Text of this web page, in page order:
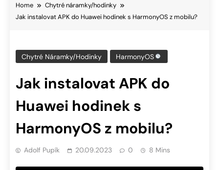
Home
Chytré náramky/hodinky
Jak instalovat APK do Huawei hodinek s HarmonyOS z mobilu?
Chytré Náramky/hodinky HarmonyOS
Jak instalovat APK do
Huawei hodinek s
HarmonyOS z mobilu?
Adolf Pupík 20.09.2023 0 8 Mins